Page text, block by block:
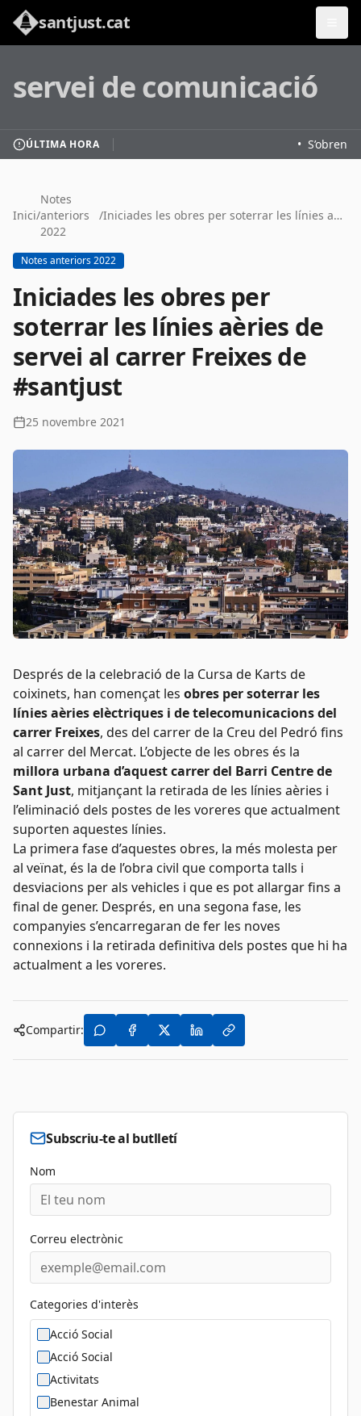
santjust.cat
servei de comunicació
ÚLTIMA HORA S’obren
Inici/
Notes
anteriors
2022
/ Iniciades les obres per soterrar les línies aèries de servei al carrer Freixes de #santjust
Notes anteriors 2022
Iniciades les obres per
soterrar les línies aèries de
servei al carrer Freixes de
#santjust
25 novembre 2021
Després de la celebració de la Cursa de Karts de
coixinets, han començat les obres per soterrar les
línies aèries elèctriques i de telecomunicacions del
carrer Freixes, des del carrer de la Creu del Pedró fins
al carrer del Mercat. L’objecte de les obres és la
millora urbana d’aquest carrer del Barri Centre de
Sant Just, mitjançant la retirada de les línies aèries i
l’eliminació dels postes de les voreres que actualment
suporten aquestes línies.
La primera fase d’aquestes obres, la més molesta per
al veïnat, és la de l’obra civil que comporta talls i
desviacions per als vehicles i que es pot allargar fins a
final de gener. Després, en una segona fase, les
companyies s’encarregaran de fer les noves
connexions i la retirada definitiva dels postes que hi ha
actualment a les voreres.
Compartir:
Subscriu-te al butlletí
Nom
Correu electrònic
Categories d'interès
Acció Social
Acció Social
Activitats
Benestar Animal